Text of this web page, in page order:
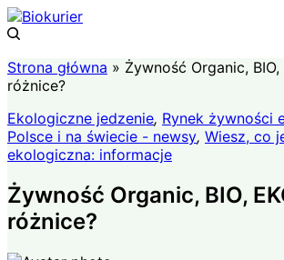
Strona główna » Żywność Organic, BIO,
różnice?
Ekologiczne jedzenie, Rynek żywności
Polsce i na świecie - newsy, Wiesz, co
ekologiczna: informacje
Żywność Organic, BIO,
różnice?